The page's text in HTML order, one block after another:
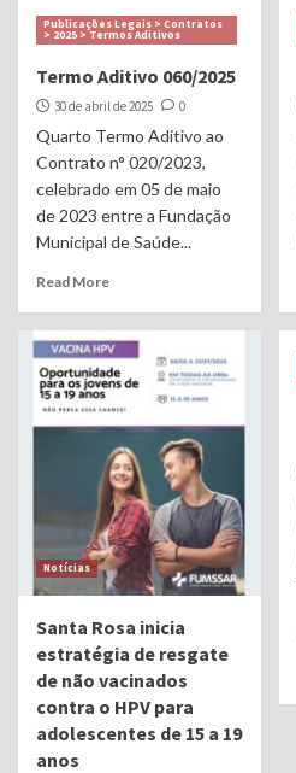
Publicações Legais > Contratos
> 2025 > Termos Aditivos
Termo Aditivo 060/2025
30 de abril de 2025 0
Quarto Termo Aditivo ao
Contrato n° 020/2023,
celebrado em 05 de maio
de 2023 entre a Fundação
Municipal de Saúde...
Read More
Notícias
Santa Rosa inicia
estratégia de resgate
de não vacinados
contra o HPV para
adolescentes de 15 a 19
anos